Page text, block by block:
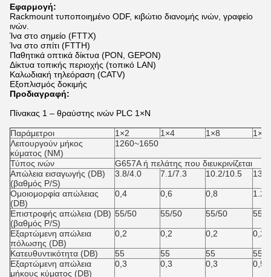
Εφαρμογή:
Rackmount τυποποιημένο ODF, κιβώτιο διανομής ινών, γραφείο
ινών.
Ίνα στο σημείο (FTTX)
Ίνα στο σπίτι (FTTH)
Παθητικά οπτικά δίκτυα (PON, GEPON)
Δίκτυα τοπικής περιοχής (τοπικό LAN)
Καλωδιακή τηλεόραση (CATV)
Εξοπλισμός δοκιμής
Προδιαγραφή:
Πίνακας 1 – θραύστης ινών PLC 1×N
Παράμετροι 1×2 1×4 1×8
Λειτουργούν μήκος
κύματος (NM)
1260~1650
Τύπος ινών
G657A ή πελάτης που διευκρινίζεται
Απώλεια εισαγωγής (DB)
(βαθμός P/S)
3.8/4.0 7.1/7.3 10.2/10.5
Ομοιομορφία απώλειας
(DB)
0,4 0,6 0,8 1.2
Επιστροφής απώλεια (DB)
(βαθμός P/S)
55/50 55/50 55/50 55/
Εξαρτώμενη απώλεια
πόλωσης (DB)
0,2 0,2 0,2 0,25
Κατευθυντικότητα (DB) 55 55 55
55
Εξαρτώμενη απώλεια
μήκους κύματος (DB)
0,3 0,3 0,3 0,5